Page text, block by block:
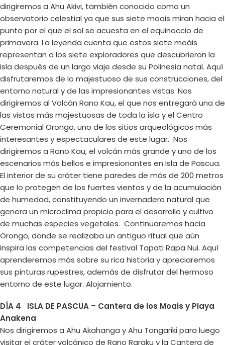
dirigiremos a Ahu Akivi, también conocido como un
observatorio celestial ya que sus siete moais miran hacia el
punto por el que el sol se acuesta en el equinoccio de
primavera. La leyenda cuenta que estos siete moáis
representan a los siete exploradores que descubrieron la
isla después de un largo viaje desde su Polinesia natal. Aquí
disfrutaremos de lo majestuoso de sus construcciones, del
entorno natural y de las impresionantes vistas. Nos
dirigiremos al Volcán Rano Kau, el que nos entregará una de
las vistas más majestuosas de toda la isla y el Centro
Ceremonial Orongo, uno de los sitios arqueológicos más
interesantes y espectaculares de este lugar. Nos
dirigiremos a Rano Kau, el volcán más grande y uno de los
escenarios más bellos e impresionantes en Isla de Pascua.
El interior de su cráter tiene paredes de más de 200 metros
que lo protegen de los fuertes vientos y de la acumulación
de humedad, constituyendo un invernadero natural que
genera un microclima propicio para el desarrollo y cultivo
de muchas especies vegetales. Continuaremos hacia
Orongo, donde se realizaba un antiguo ritual que aún
inspira las competencias del festival Tapati Rapa Nui. Aquí
aprenderemos más sobre su rica historia y apreciaremos
sus pinturas rupestres, además de disfrutar del hermoso
entorno de este lugar. Alojamiento.
DÍA 4 ISLA DE PASCUA – Cantera de los Moais y Playa
Anakena
Nos dirigiremos a Ahu Akahanga y Ahu Tongariki para luego
visitar el cráter volcánico de Rano Raraku y la Cantera de